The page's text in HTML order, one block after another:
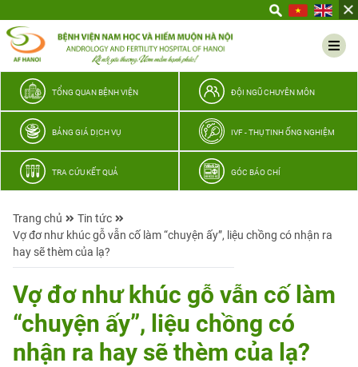
thương
TỔNG QUAN BỆNH VIỆN ĐỘI NGŨ CHUYÊN MÔN
BẢNG GIÁ DỊCH VỤ IVF - THỤ TINH ỐNG NGHIỆM
TRA CỨU KẾT QUẢ GÓC BÁO CHÍ
Trang chủ
Tin tức
Vợ đơ như khúc gỗ vẫn cố làm “chuyện ấy”, liệu chồng có nhận ra
hay sẽ thèm của lạ?
Vợ đơ như khúc gỗ vẫn cố làm
“chuyện ấy”, liệu chồng có
nhận ra hay sẽ thèm của lạ?